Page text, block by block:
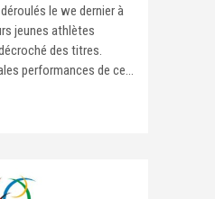
le we dernier à
jeunes athlètes
des titres.
performances de ce...